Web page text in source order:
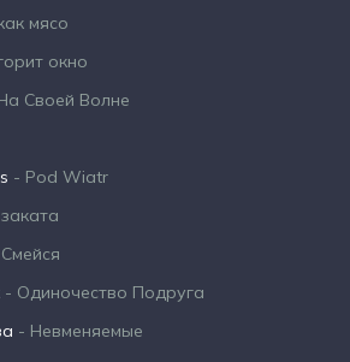
мясо
окно
Своей Волне
- Pod Wiatr
- Одиночество Подруга
- Невменяемые